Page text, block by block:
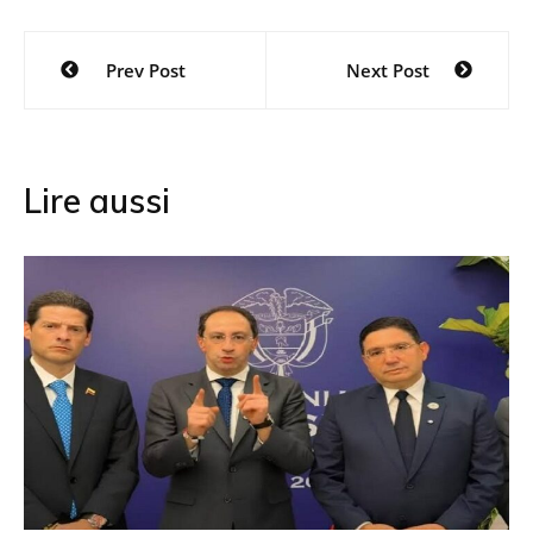
Navigation
Prev Post Next Post
Lire aussi